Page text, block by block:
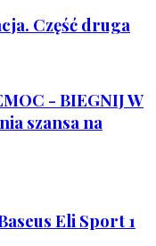
Część druga
- BIEGNIJ W
szansa na
Eli Sport 1